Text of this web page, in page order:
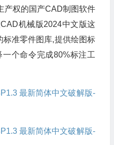
产权的国产CAD制图软件
机械版2024中文版这
准零件图库,提供绘图标
个命令完成80%标注工